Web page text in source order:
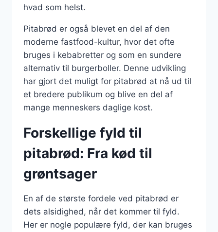
hvad som helst.
Pitabrød er også blevet en del af den
moderne fastfood-kultur, hvor det ofte
bruges i kebabretter og som en sundere
alternativ til burgerboller. Denne udvikling
har gjort det muligt for pitabrød at nå ud til
et bredere publikum og blive en del af
mange menneskers daglige kost.
Forskellige fyld til
pitabrød: Fra kød til
grøntsager
En af de største fordele ved pitabrød er
dets alsidighed, når det kommer til fyld.
Her er nogle populære fyld, der kan bruges